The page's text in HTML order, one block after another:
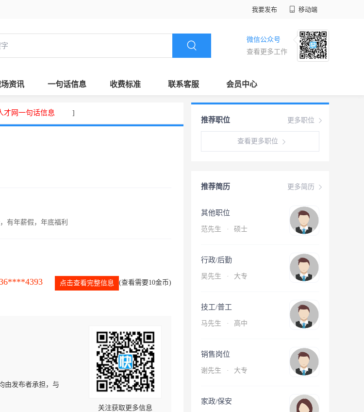
我要发布 移动端
微信公众号
查看更多工作
资讯 一句话信息 收费标准 联系客服 会员中心
才网一句话信息 ]
有年薪假，年底福利
点击查看完整信息 (查看需要10金币)
由发布者承担，与
关注获取更多信息
更多职位
推荐职位
查看更多职位
更多简历
推荐简历
其他职位
范先生 · 硕士
行政/后勤
吴先生 · 大专
技工/普工
马先生 · 高中
销售岗位
谢先生 · 大专
家政/保安